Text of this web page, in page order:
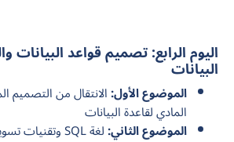
اليوم الرابع: تصميم قواعد البيانات
البيانات
الموضوع الأول:الانتقال من التصميم
المادي لقاعدة البيانات
الموضوع الثاني:لغة SQL وتقنيات تسوية قواعد البيانات